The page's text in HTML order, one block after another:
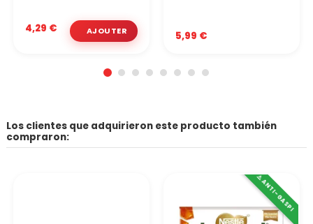
4,29 €
5,99 €
Los clientes que adquirieron este producto también
compraron:
⚠️ ANTI-GASPI